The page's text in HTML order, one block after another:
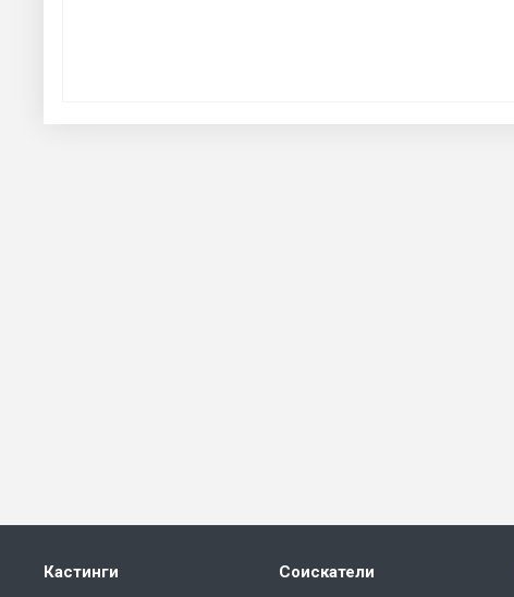
Кастинги Соискатели